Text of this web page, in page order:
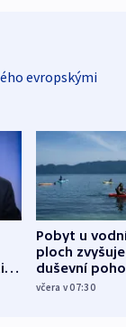
evropskými
Pobyt u
ploch zvyšuje
duševní
ukázala
včera v 07:30